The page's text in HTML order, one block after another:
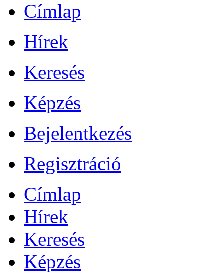
Címlap
Hírek
Keresés
Képzés
Bejelentkezés
Regisztráció
Címlap
Hírek
Keresés
Képzés